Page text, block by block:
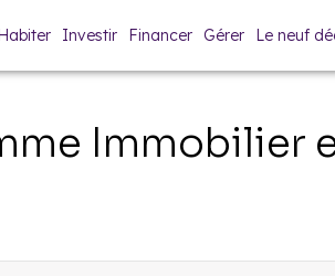
Investir Financer Gérer Le neuf
Immobilier